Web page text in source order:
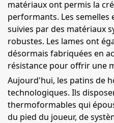
matériaux ont permis la
performants. Les semelles
suivies par des matériaux
robustes. Les lames ont
désormais fabriquées en
résistance pour offrir une
Aujourd'hui, les patins de
technologiques. Ils
thermoformables qui
du pied du joueur, de